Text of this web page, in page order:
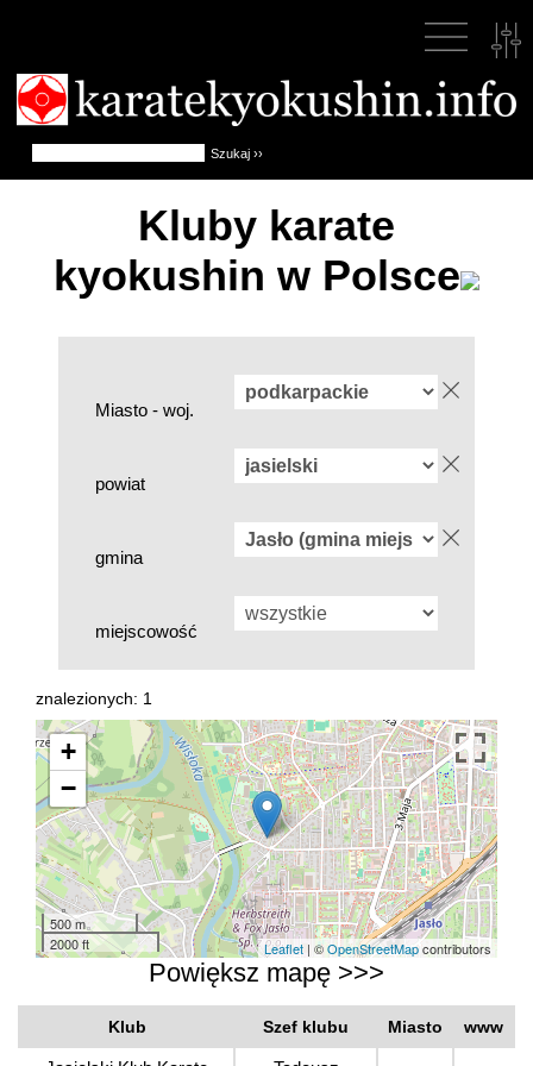
Kluby karate
kyokushin w Polsce
Miasto - woj.
powiat
gmina
miejscowość
znalezionych: 1
+
−
500 m
2000 ft
Leaflet | ©OpenStreetMapcontributors
Powiększ mapę >>>
Klub Szef klubu Miasto www